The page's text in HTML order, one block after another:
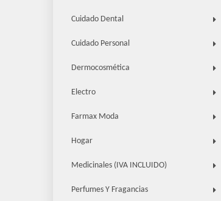
Cuidado Dental
Cuidado Personal
Dermocosmética
Electro
Farmax Moda
Hogar
Medicinales (IVA INCLUIDO)
Perfumes Y Fragancias